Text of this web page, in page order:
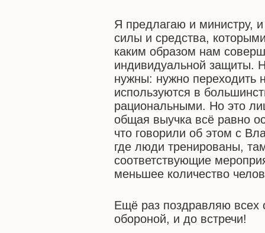
Я предлагаю и министру,
силы и средства,
каким образом нам
индивидуальной защиты.
нужны: нужно переходить
используются в
рациональными. Но это
общая выучка всё равно
что говорили об этом с
где люди тренированы,
соответствующие
меньшее количество
Ещё раз поздравляю всех
обороной, и до встречи!